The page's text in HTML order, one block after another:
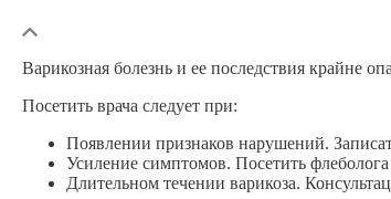
Варикозная болезнь и ее последствия крайне
Посетить врача следует при:
Появлении признаков нарушений.
Усиление симптомов. Посетить
Длительном течении варикоза.